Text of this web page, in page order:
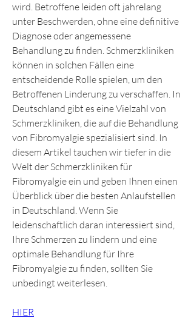
wird. Betroffene leiden oft jahrelang
unter Beschwerden, ohne eine definitive
Diagnose oder angemessene
Behandlung zu finden. Schmerzkliniken
können in solchen Fällen eine
entscheidende Rolle spielen, um den
Betroffenen Linderung zu verschaffen. In
Deutschland gibt es eine Vielzahl von
Schmerzkliniken, die auf die Behandlung
von Fibromyalgie spezialisiert sind. In
diesem Artikel tauchen wir tiefer in die
Welt der Schmerzkliniken für
Fibromyalgie ein und geben Ihnen einen
Überblick über die besten Anlaufstellen
in Deutschland. Wenn Sie
leidenschaftlich daran interessiert sind,
Ihre Schmerzen zu lindern und eine
optimale Behandlung für Ihre
Fibromyalgie zu finden, sollten Sie
unbedingt weiterlesen.
HIER